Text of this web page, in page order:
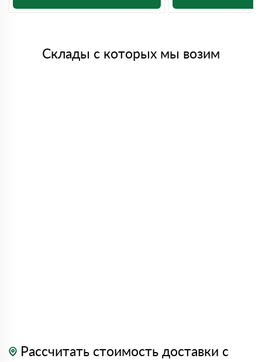
Склады с которых мы возим
Рассчитать стоимость доставки с